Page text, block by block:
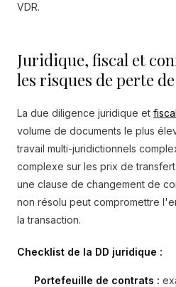
VDR.
Juridique, fiscal et
les risques de perte
La due diligence juridique et
volume de documents le plus
travail multi-juridictionnels
complexe sur les prix de
une clause de changement de
non résolu peut compromettre
la transaction.
Checklist de la DD juridique :
Portefeuille de contrats :